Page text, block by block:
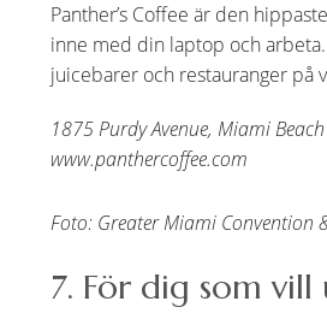
Panther’s Coffee är den
inne med din laptop och
juicebarer och restauranger på
1875 Purdy Avenue, Miami Beach
www.panthercoffee.com
Foto: Greater Miami Convention
7. För dig som